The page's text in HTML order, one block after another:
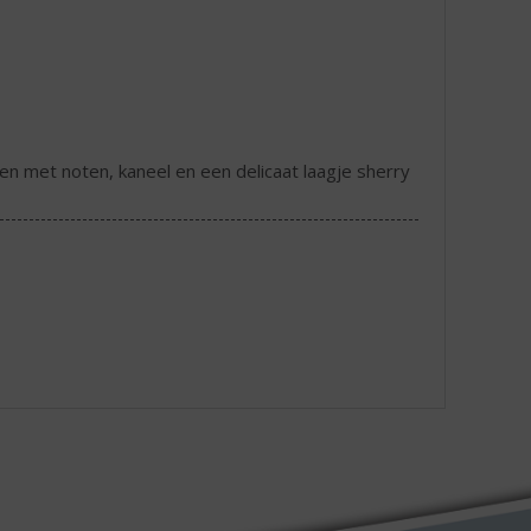
met noten, kaneel en een delicaat laagje sherry